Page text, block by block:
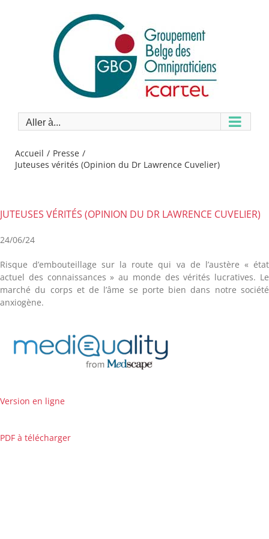
Aller à...
Accueil
Presse
Juteuses vérités (Opinion du Dr Lawrence Cuvelier)
JUTEUSES VÉRITÉS (OPINION DU DR LAWRENCE CUVELIER)
24/06/24
Risque d’embouteillage sur la route qui va de l’austère « état
actuel des connaissances » au monde des vérités lucratives. Le
marché du corps et de l’âme se porte bien dans notre société
anxiogène.
Version en ligne
PDF à télécharger